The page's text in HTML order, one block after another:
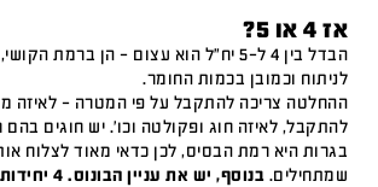
אז 4 או 5?
הבדל בין 4 ל-5 יח"ל הוא עצום – הן ברמת
לניתוח וכמובן בכמות החומר.
ההחלטה צריכה להתקבל על פי המטרה – לאיזה
בגרות היא רמת הבסיס, לכן כדאי מאוד לצלוח
שמתחילים.